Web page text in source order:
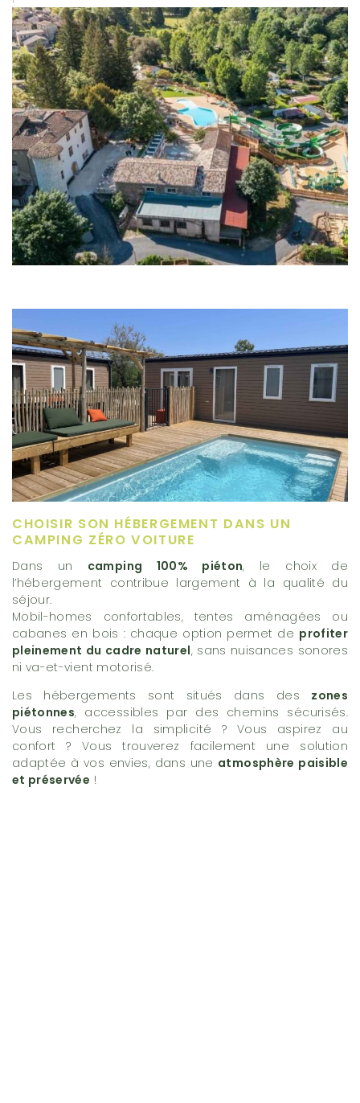
CHOISIR SON HÉBERGEMENT DANS UN
CAMPING ZÉRO VOITURE
Dans un camping 100% piéton, le choix de
l’hébergement contribue largement à la qualité du
séjour.
Mobil-homes confortables, tentes aménagées ou
cabanes en bois : chaque option permet de profiter
pleinement du cadre naturel, sans nuisances sonores
ni va-et-vient motorisé.
Les hébergements sont situés dans des zones
piétonnes, accessibles par des chemins sécurisés.
Vous recherchez la simplicité ? Vous aspirez au
confort ? Vous trouverez facilement une solution
adaptée à vos envies, dans une atmosphère paisible
et préservée !